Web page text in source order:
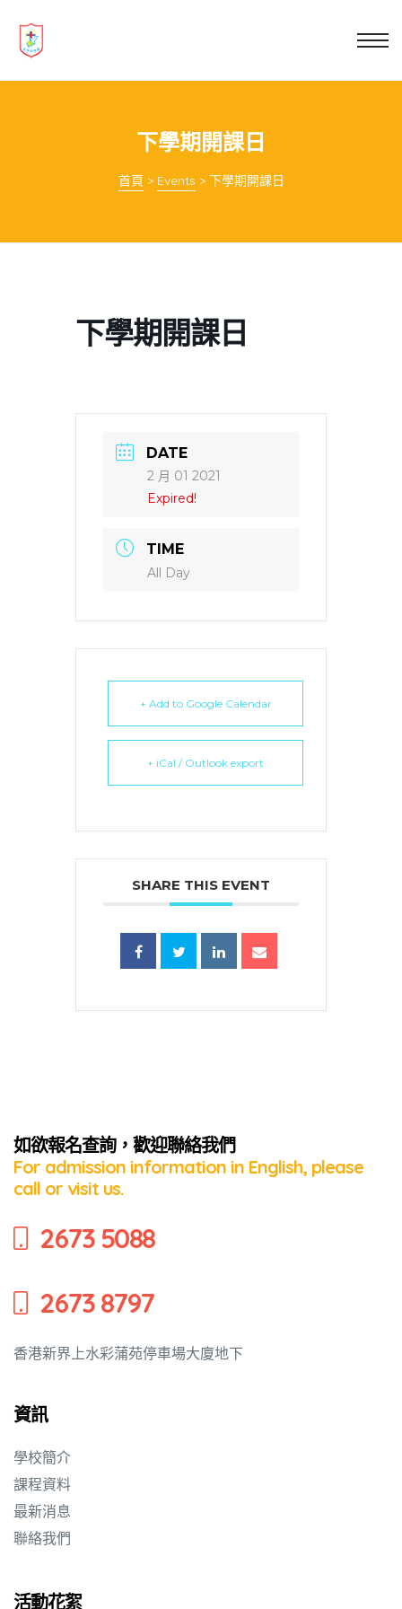
下學期開課日
首頁 > Events > 下學期開課日
下學期開課日
DATE
2 月 01 2021
Expired!
TIME
All Day
+ Add to Google Calendar
+ iCal / Outlook export
SHARE THIS EVENT
如欲報名查詢，歡迎聯絡我們
For admission information in English, please
call or visit us.
2673 5088
2673 8797
香港新界上水彩蒲苑停車場大廈地下
資訊
學校簡介
課程資料
最新消息
聯絡我們
活動花絮
教育
養幼兒